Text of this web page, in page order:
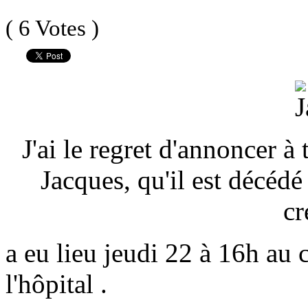
( 6 Votes )
J'ai le regret d'annoncer
Jacques, qu'il est
a eu lieu jeudi 22 à 16h au
l'hôpital .